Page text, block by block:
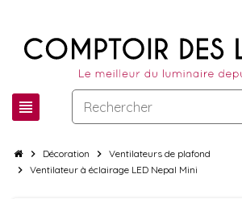
view_headline
chevron_right Décoration chevron_right Ventilateurs de plafond
chevron_right Ventilateur à éclairage LED Nepal Mini